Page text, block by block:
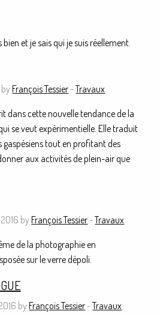
bien et je sais qui je suis réellement.
byFrançois Tessier -Travaux
dans cette nouvelle tendance de la
se veut expérimentielle. Elle traduit
gaspésiens tout en profitant des
aux activités de plein-air que
byFrançois Tessier -Travaux
de la photographie en
sur le verre dépoli.
byFrançois Tessier -Travaux